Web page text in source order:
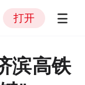
打开
滨高铁